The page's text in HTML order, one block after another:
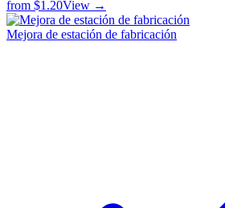
from $1.20View →
Mejora de estación de fabricación